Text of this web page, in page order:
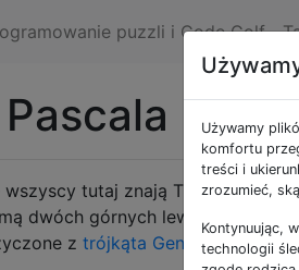
puzzli i Code Golf
wszyscy tutaj znają Trójkąt
dwóch górnych lewych i
z trójkąta Generuj Pascala):
Używamy
komfortu
treści i
zrozumieć,
Kontynuując,
technologii